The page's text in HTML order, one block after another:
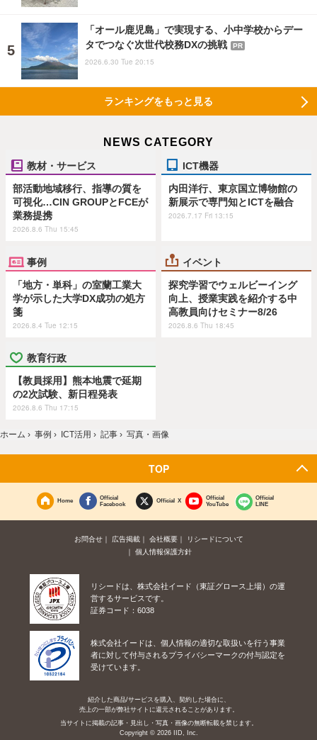
「オール鹿児島」で実現する、小中学校からデー
タでつなぐ次世代校務DXの挑戦
PR
2026.6.30 Tue 20:15
ランキングをもっと見る
NEWS CATEGORY
教材・サービス
部活動地域移行、指導の質を
可視化…CIN GROUPとFCEが
業務提携
2026.8.6 Thu 15:45
ICT機器
内田洋行、東京国立博物館の
新展示で専門知とICTを融合
2026.7.17 Fri 13:15
事例
「地方・単科」の室蘭工業大
学が示した大学DX成功の処方
箋
2026.8.4 Tue 12:15
イベント
探究学習でウェルビーイング
向上、授業実践を紹介する中
高教員向けセミナー8/26
2026.8.6 Thu 18:45
教育行政
【教員採用】熊本地震で延期
の2次試験、新日程発表
2026.8.6 Thu 17:15
ホーム › 事例 › ICT活用 › 記事 › 写真・画像
TOP
Home
Official
Facebook
Official X
Official
YouTube
Official
LINE
お問合せ 広告掲載 会社概要
リシードについて
個人情報保護方針
リシードは、株式会社イード（東証グロース上場）の運
営するサービスです。
証券コード：6038
株式会社イードは、個人情報の適切な取扱いを行う事業
者に対して付与されるプライバシーマークの付与認定を
受けています。
紹介した商品/サービスを購入、契約した場合に、
売上の一部が弊社サイトに還元されることがあります。
当サイトに掲載の記事・見出し・写真・画像の無断転載を禁じます。
Copyright © 2026 IID, Inc.